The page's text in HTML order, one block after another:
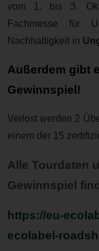
vom 1. bis 3.
Fachmesse für
Nachhaltigkeit in
Außerdem gibt
Gewinnspiel!
Verlost werden 2
einem der 15
Alle Tourdaten
Gewinnspiel
https://eu-
ecolabel-